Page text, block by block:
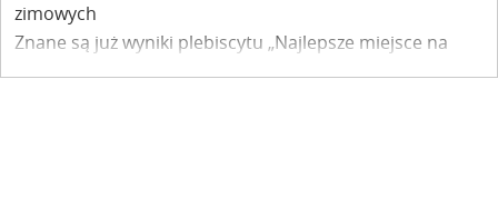
zimowych
Znane są już wyniki plebiscytu „Najlepsze miejsce na
sporty zimowe” organizowanego przez Kurier Lubelski.